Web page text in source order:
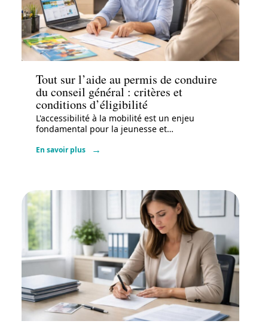
Actu
Tout sur l’aide au permis de conduire
du conseil général : critères et
conditions d’éligibilité
L'accessibilité à la mobilité est un enjeu
fondamental pour la jeunesse et…
En savoir plus
Actu